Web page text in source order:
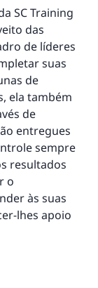
SC Training
das
de líderes
suas
de
ela também
de
entregues
sempre
resultados
o
às suas
lhes apoio